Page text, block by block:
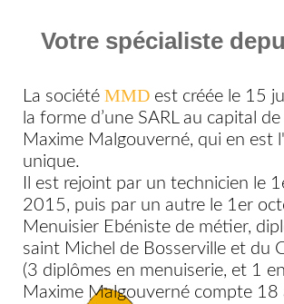
Votre spécialiste
La société MMD est créée le 15
la forme d’une SARL au capital
Maxime Malgouverné, qui en est
unique.
Il est rejoint par un technicien le
2015, puis par un autre le 1er
Menuisier Ebéniste de métier,
saint Michel de Bosserville et du
(3 diplômes en menuiserie, et 1
Maxime Malgouverné compte 18